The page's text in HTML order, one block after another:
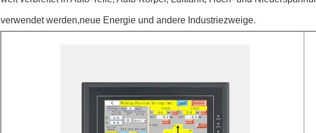
verwendet werden,neue Energie und andere Industriezweige.